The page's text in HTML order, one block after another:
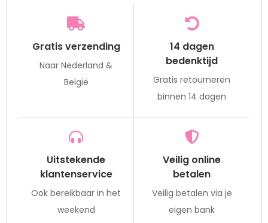
Gratis verzending
Naar Nederland &
België
14 dagen
bedenktijd
Gratis retourneren
binnen 14 dagen
Uitstekende
klantenservice
Ook bereikbaar in het
weekend
Veilig online
betalen
Veilig betalen via je
eigen bank